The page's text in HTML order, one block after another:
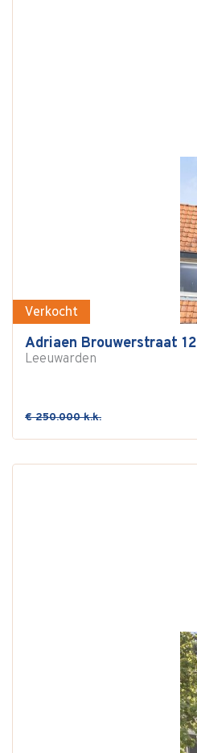
Verkocht
Adriaen Brouwerstraat 12
Leeuwarden
€ 250.000 k.k.